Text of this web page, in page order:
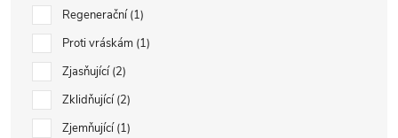
Regenerační 1
Proti vráskám 1
Zjasňující 2
Zklidňující 2
Zjemňující 1